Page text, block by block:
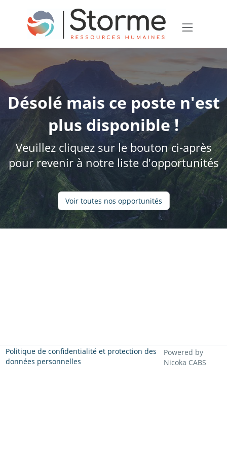
Désolé mais ce poste n'est
plus disponible !
Veuillez cliquez sur le bouton ci-après
pour revenir à notre liste d'opportunités
Voir toutes nos opportunités
Politique de confidentialité et protection des
données personnelles
Powered by
Nicoka CABS